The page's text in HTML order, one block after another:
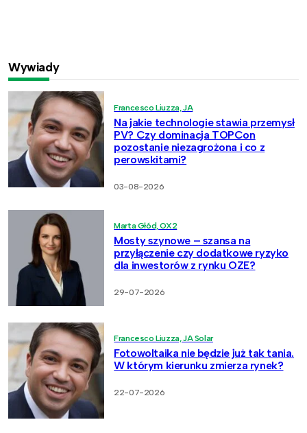
Wywiady
Francesco Liuzza, JA
Na jakie technologie stawia przemysł
PV? Czy dominacja TOPCon
pozostanie niezagrożona i co z
perowskitami?
03-08-2026
Marta Głód, OX2
Mosty szynowe – szansa na
przyłączenie czy dodatkowe ryzyko
dla inwestorów z rynku OZE?
29-07-2026
Francesco Liuzza, JA Solar
Fotowoltaika nie będzie już tak tania.
W którym kierunku zmierza rynek?
22-07-2026